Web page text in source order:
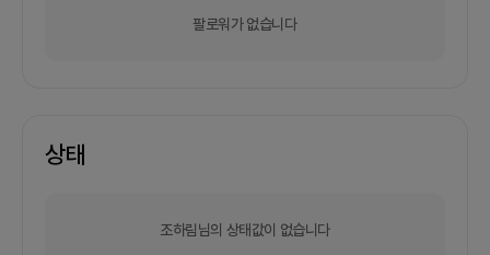
팔로워가 없습니다
상태
조하림님의 상태값이 없습니다